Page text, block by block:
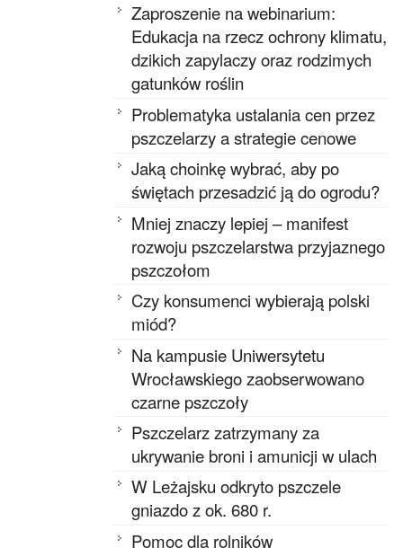
Zaproszenie na webinarium:
Edukacja na rzecz ochrony klimatu,
dzikich zapylaczy oraz rodzimych
gatunków roślin
Problematyka ustalania cen przez
pszczelarzy a strategie cenowe
Jaką choinkę wybrać, aby po
świętach przesadzić ją do ogrodu?
Mniej znaczy lepiej – manifest
rozwoju pszczelarstwa przyjaznego
pszczołom
Czy konsumenci wybierają polski
miód?
Na kampusie Uniwersytetu
Wrocławskiego zaobserwowano
czarne pszczoły
Pszczelarz zatrzymany za
ukrywanie broni i amunicji w ulach
W Leżajsku odkryto pszczele
gniazdo z ok. 680 r.
Pomoc dla rolników